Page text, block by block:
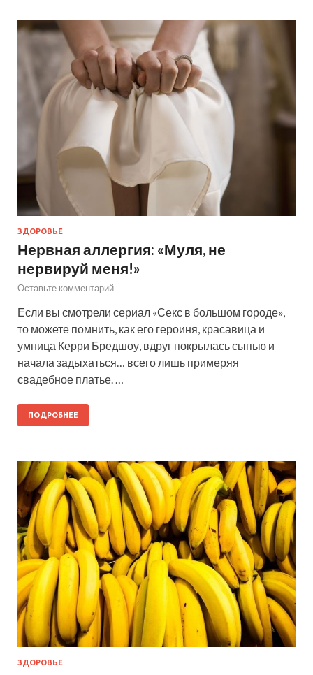
ЗДОРОВЬЕ
Нервная аллергия: «Муля, не
нервируй меня!»
Оставьте комментарий
Если вы смотрели сериал «Секс в большом городе»,
то можете помнить, как его героиня, красавица и
умница Керри Бредшоу, вдруг покрылась сыпью и
начала задыхаться… всего лишь примеряя
свадебное платье. …
ПОДРОБНЕЕ
ЗДОРОВЬЕ